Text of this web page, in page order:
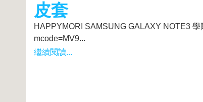
皮套
HAPPYMORI SAMSUNG GALAXY NOTE3
mcode=MV9...
繼續閱讀...